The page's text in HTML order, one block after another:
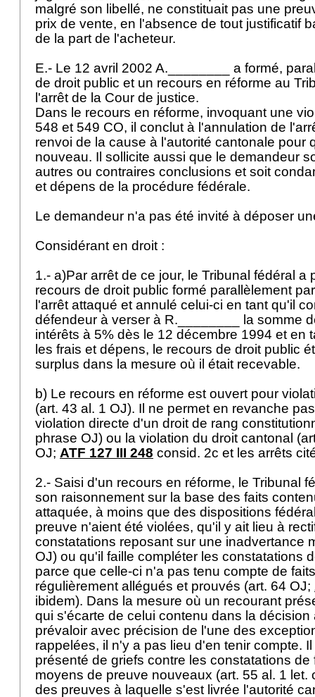
malgré son libellé, ne constituait pas une
prix de vente, en l'absence de tout justificatif
de la part de l'acheteur.
E.- Le 12 avril 2002 A.________ a formé,
de droit public et un recours en réforme au
l'arrêt de la Cour de justice.
Dans le recours en réforme, invoquant une
548 et 549 CO, il conclut à l'annulation de
renvoi de la cause à l'autorité cantonale pour
nouveau. Il sollicite aussi que le demandeur
autres ou contraires conclusions et soit
et dépens de la procédure fédérale.
Le demandeur n'a pas été invité à déposer
Considérant en droit :
1.- a)Par arrêt de ce jour, le Tribunal fédéral a
recours de droit public formé parallèlement
l'arrêt attaqué et annulé celui-ci en tant qu'il
défendeur à verser à R.________ la somme
intérêts à 5% dès le 12 décembre 1994 et en
les frais et dépens, le recours de droit public
surplus dans la mesure où il était recevable.
b) Le recours en réforme est ouvert pour
(art. 43 al. 1 OJ). Il ne permet en revanche
violation directe d'un droit de rang
phrase OJ) ou la violation du droit cantonal (
OJ; ATF 127 III 248 consid. 2c et les arrêts
2.- Saisi d'un recours en réforme, le Tribunal
son raisonnement sur la base des faits
attaquée, à moins que des dispositions
preuve n'aient été violées, qu'il y ait lieu à
constatations reposant sur une inadvertance
OJ) ou qu'il faille compléter les constatations
parce que celle-ci n'a pas tenu compte de
régulièrement allégués et prouvés (art. 64 OJ;
ibidem). Dans la mesure où un recourant
qui s'écarte de celui contenu dans la
prévaloir avec précision de l'une des
rappelées, il n'y a pas lieu d'en tenir compte.
présenté de griefs contre les constatations de
moyens de preuve nouveaux (art. 55 al. 1 let.
des preuves à laquelle s'est livrée l'autorité